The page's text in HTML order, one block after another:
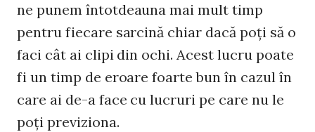
ne punem întotdeauna mai mult timp
pentru fiecare sarcină chiar dacă poţi să o
faci cât ai clipi din ochi. Acest lucru poate
fi un timp de eroare foarte bun în cazul în
care ai de-a face cu lucruri pe care nu le
poţi previziona.